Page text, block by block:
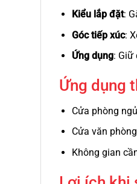
Kiểu lắp đặt:
Góc tiếp xúc:
Ứng dụng: Giữ
Ứng dụng
Cửa phòng
Cửa văn
Không gian